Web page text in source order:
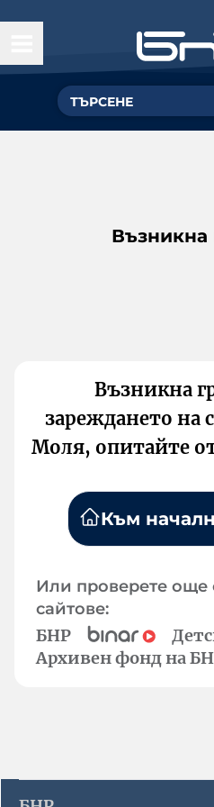
Възникна
Възникна
зареждането на
Моля, опитайте
Към
Или проверете още
сайтове:
БНР
Архивен фонд на